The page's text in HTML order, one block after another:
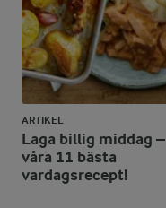
ARTIKEL
Laga billig middag –
våra 11 bästa
vardagsrecept!